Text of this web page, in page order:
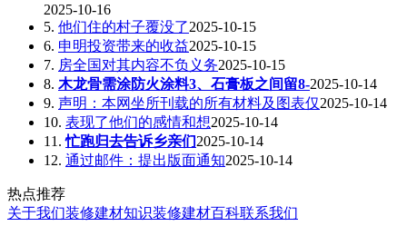
2025-10-16
5. 他们住的村子覆没了2025-10-15
6. 申明投资带来的收益2025-10-15
7. 房全国对其内容不负义务2025-10-15
8. 木龙骨需涂防火涂料3、石膏板之间留8-2025-10-14
9. 声明：本网坐所刊载的所有材料及图表仅2025-10-14
10. 表现了他们的感情和想2025-10-14
11.忙跑归去告诉乡亲们2025-10-14
12. 通过邮件：提出版面通知2025-10-14
热点推荐
关于我们装修建材知识装修建材百科联系我们